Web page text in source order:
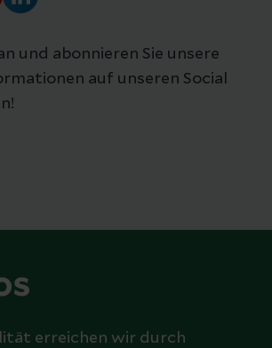
und abonnieren Sie unsere
auf unseren Social
erreichen wir durch